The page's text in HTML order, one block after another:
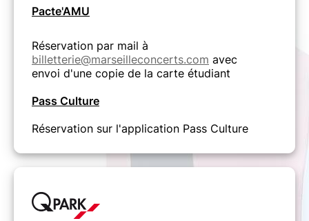
Pacte'AMU
Réservation par mail à
billetterie@marseilleconcerts.com avec
envoi d'une copie de la carte étudiant
Pass Culture
Réservation sur l'application Pass Culture